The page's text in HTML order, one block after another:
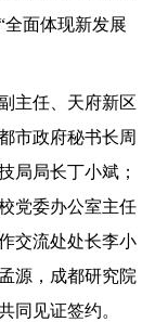
面体现新发展
主任、天府新区
市政府秘书长周
局局长丁小斌；
党委办公室主任
交流处处长李小
源，成都研究院
同见证签约。